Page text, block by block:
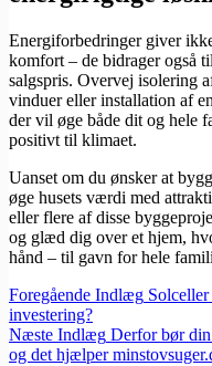
Energiforbedringer giver
komfort – de bidrager også
salgspris. Overvej isolering
vinduer eller installation af
der vil øge både dit og hele
positivt til klimaet.
Uanset om du ønsker at
øge husets værdi med
eller flere af disse
og glæd dig over et hjem,
hånd – til gavn for hele
Foregående Indlæg
investering?
Næste Indlæg Derfor bør
og det hjælper